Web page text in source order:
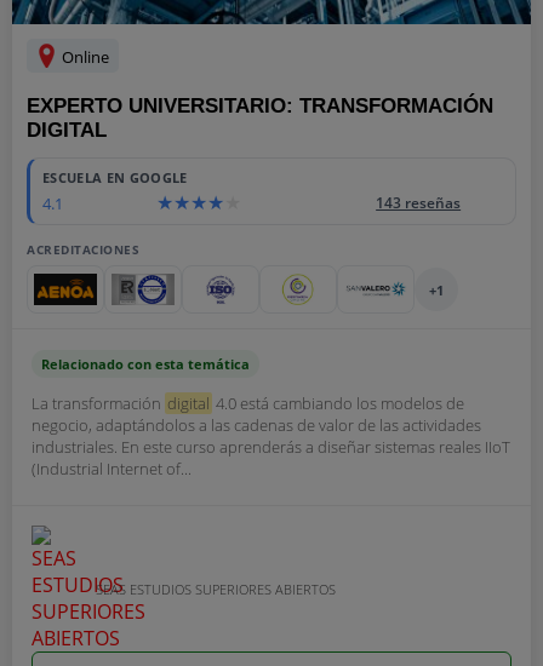
Online
EXPERTO UNIVERSITARIO: TRANSFORMACIÓN
DIGITAL
ESCUELA EN GOOGLE
4.1 143 reseñas
ACREDITACIONES
+1
Relacionado con esta temática
La transformación digital 4.0 está cambiando los modelos de
negocio, adaptándolos a las cadenas de valor de las actividades
industriales. En este curso aprenderás a diseñar sistemas reales IIoT
(Industrial Internet of...
SEAS ESTUDIOS SUPERIORES ABIERTOS